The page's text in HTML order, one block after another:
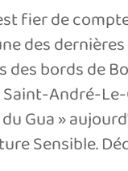
fier de
des
bords de
André-
Gua »
Sensible.